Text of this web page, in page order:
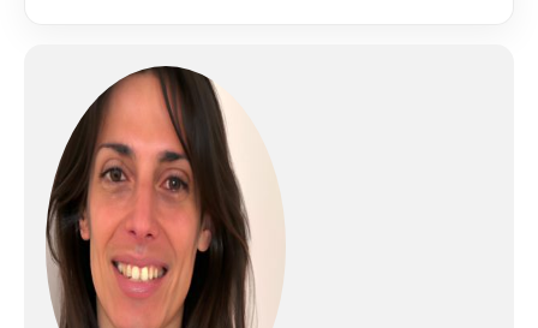
matériaux synthétiques. Construction
robuste et durable : pieds en
aluminium et cadre de lit en forme
d'arche conçus pour supporter une
capacité de poids maximale de 500 kg
tout en offrant une stabilité
exceptionnelle pour éviter les
secousses, pieds antidérapants pour
éviter le glissement et fournir une
protection à la plupart des surfaces de
sol. Hauteur réglable : dispositif